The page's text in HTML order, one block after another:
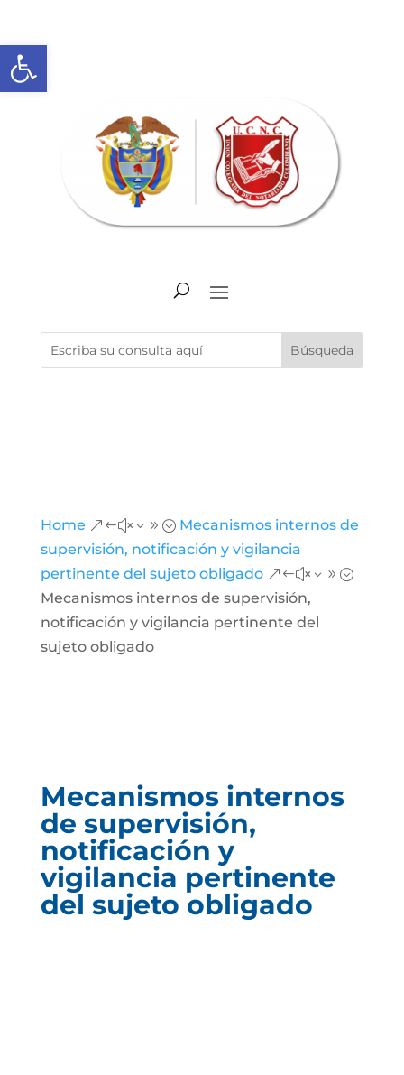
Abrir barra de herramientas
Home &#x39; Mecanismos internos de
supervisión, notificación y vigilancia
pertinente del sujeto obligado &#x39;
Mecanismos internos de supervisión,
notificación y vigilancia pertinente del
sujeto obligado
Mecanismos internos
de supervisión,
notificación y
vigilancia pertinente
del sujeto obligado